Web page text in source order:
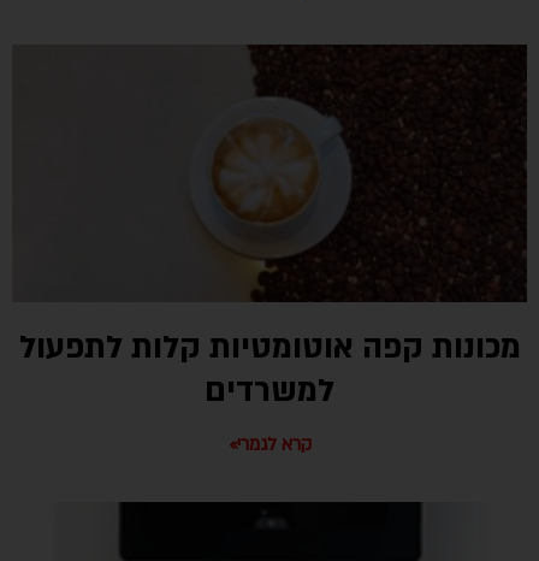
מכונות קפה אוטומטיות קלות לתפעול
למשרדים
קרא לגמרי»